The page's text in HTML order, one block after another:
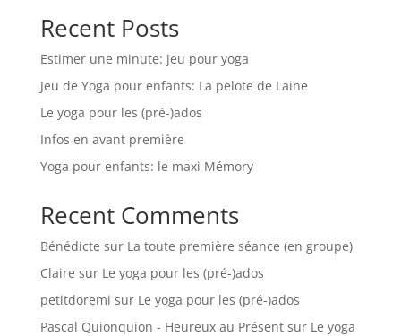
Recent Posts
Estimer une minute: jeu pour yoga
Jeu de Yoga pour enfants: La pelote de Laine
Le yoga pour les (pré-)ados
Infos en avant première
Yoga pour enfants: le maxi Mémory
Recent Comments
Bénédicte sur La toute première séance (en groupe)
Claire sur Le yoga pour les (pré-)ados
petitdoremi sur Le yoga pour les (pré-)ados
Pascal Quionquion - Heureux au Présentsur Le yoga